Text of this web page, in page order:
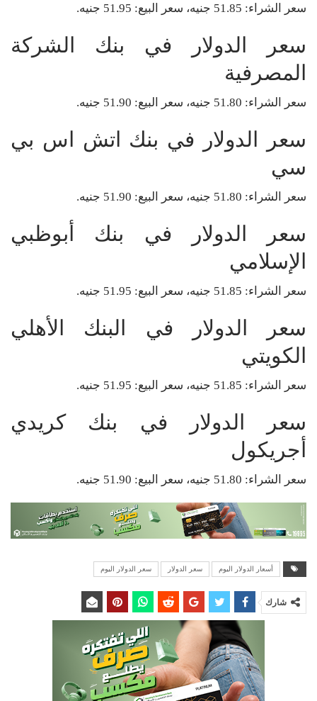
سعر الشراء: 51.85 جنيه، سعر البيع: 51.95 جنيه.
سعر الدولار في بنك الشركة
المصرفية
سعر الشراء: 51.80 جنيه، سعر البيع: 51.90 جنيه.
سعر الدولار في بنك اتش اس بي
سي
سعر الشراء: 51.80 جنيه، سعر البيع: 51.90 جنيه.
سعر الدولار في بنك أبوظبي
الإسلامي
سعر الشراء: 51.85 جنيه، سعر البيع: 51.95 جنيه.
سعر الدولار في البنك الأهلي
الكويتي
سعر الشراء: 51.85 جنيه، سعر البيع: 51.95 جنيه.
سعر الدولار في بنك كريدي
أجريكول
سعر الشراء: 51.80 جنيه، سعر البيع: 51.90 جنيه.
أسعار الدولار اليوم سعر الدولار سعر الدولار اليوم
شارك